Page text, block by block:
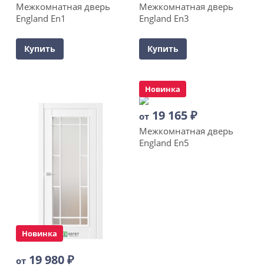
Межкомнатная дверь
England En1
Купить
Межкомнатная дверь
England En3
Купить
Новинка
от 19 980₽
Новинка
от 19 165₽
Межкомнатная дверь
England En5